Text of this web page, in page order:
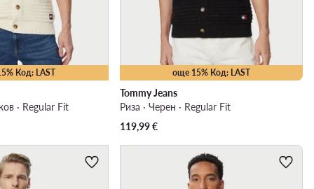
Код: LAST
· Regular Fit
още 15% Код: LAST
Tommy Jeans
Риза · Черен · Regular Fit
119,99€